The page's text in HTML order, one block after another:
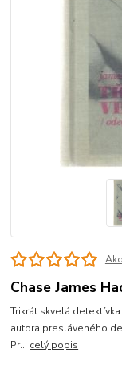
Chase James
Trikrát skvelá
autora presláveného
Pr... celý popis